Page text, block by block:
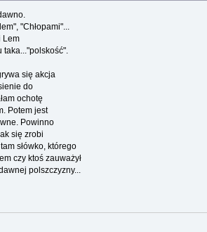
"Chłopami"...
Lem
taka..."polskość".
się akcja
do
ochotę
Potem jest
Powinno
się zrobi
słówko, którego
czy ktoś zauważył
polszczyzny...